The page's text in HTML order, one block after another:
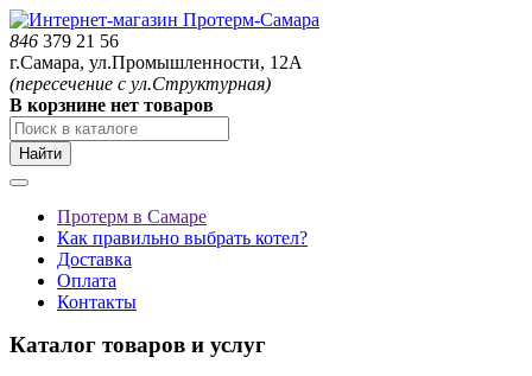
846 379 21 56
г.Самара, ул.Промышленности, 12А
(пересечение с ул.Структурная)
В корзнине нет товаров
Найти
Протерм в Самаре
Как правильно выбрать котел?
Доставка
Оплата
Контакты
Каталог товаров и услуг